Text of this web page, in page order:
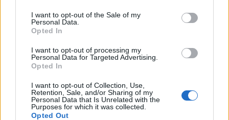
I want to opt-out of the Sale of my
Personal Data.
Opted In
I want to opt-out of processing my
Personal Data for Targeted Advertising.
Opted In
I want to opt-out of Collection, Use,
Retention, Sale, and/or Sharing of my
Personal Data that Is Unrelated with the
Purposes for which it was collected.
Opted Out
TI POTREBBE INTERESSARE
PERIODO CLASSICO